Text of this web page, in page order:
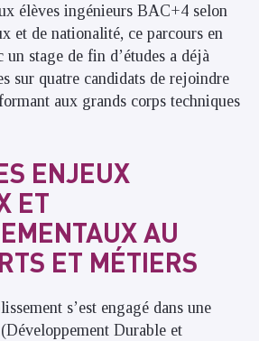
élèves ingénieurs BAC+4 selon
et de nationalité, ce parcours en
un stage de fin d’études a déjà
sur quatre candidats de rejoindre
aux grands corps techniques
ENJEUX
ET
AU
ET MÉTIERS
s’est engagé dans une
(Développement Durable et